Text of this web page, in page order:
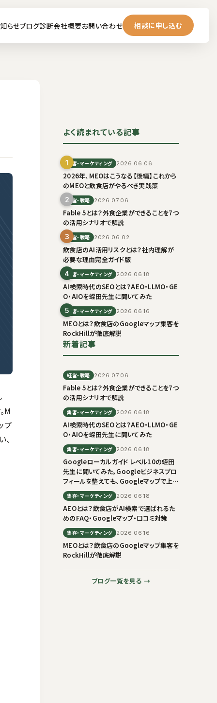
らせブログ診断会社概要お問い合わせ 相談に申し込む
M
プ
、
よく読まれている記事
1 集客・マーケティング 2026.06.06
2026年、MEOはこうなる【後編】これから
のMEOと飲食店がやるべき実践策
2経営・戦略 2026.07.06
Fable 5とは？外食企業ができることを7つ
の活用シナリオで解説
3経営・戦略 2026.06.02
飲食店のAI活用リスクとは？社内理解が
必要な理由完全ガイド版
4集客・マーケティング 2026.06.18
AI検索時代のSEOとは？AEO・LLMO・GE
O・AIOを蛭田先生に聞いてみた
5集客・マーケティング 2026.06.16
MEOとは？飲食店のGoogleマップ集客を
RockHillが徹底解説
新着記事
経営・戦略 2026.07.06
Fable 5とは？外食企業ができることを7つ
の活用シナリオで解説
集客・マーケティング 2026.06.18
AI検索時代のSEOとは？AEO・LLMO・GE
O・AIOを蛭田先生に聞いてみた
集客・マーケティング 2026.06.18
Googleローカルガイド レベル10の蛭田
先生に聞いてみた。Googleビジネスプロ
フィールを整えても、Googleマップで上に
出ない理由
集客・マーケティング 2026.06.18
AEOとは？飲食店がAI検索で選ばれるた
めのFAQ・Googleマップ・口コミ対策
集客・マーケティング 2026.06.16
MEOとは？飲食店のGoogleマップ集客を
RockHillが徹底解説
ブログ一覧を見る →